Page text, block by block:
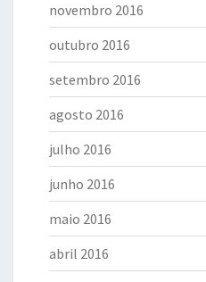
novembro 2016
outubro 2016
setembro 2016
agosto 2016
julho 2016
junho 2016
maio 2016
abril 2016